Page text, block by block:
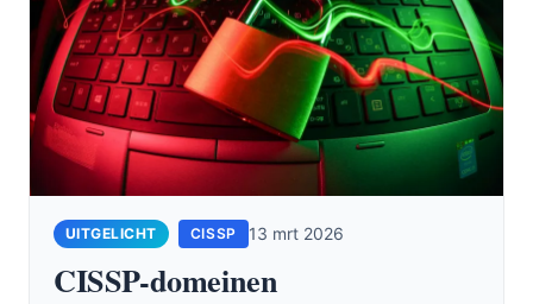
CISSP 13 mrt 2026
CISSP-domeinen